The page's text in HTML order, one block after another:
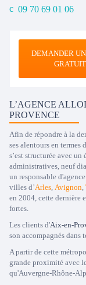
09 70 69 01 06
DEMANDER
GRATUIT
L’AGENCE
PROVENCE
Afin de répondre à la
ses alentours en
s’est structurée avec
administratives, neuf
un responsable
villes d’Arles, Avignon,
en 2004, cette dernière
fortes.
Les clients d'Aix-en-
son accompagnés dans
A partir de cette
grande proximité avec
qu'Auvergne-Rhône-